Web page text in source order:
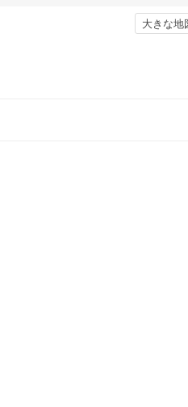
大きな地